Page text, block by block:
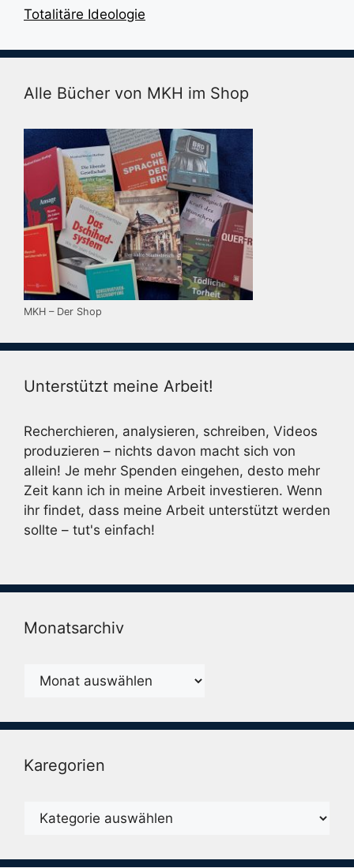
Totalitäre Ideologie
Alle Bücher von MKH im Shop
MKH – Der Shop
Unterstützt meine Arbeit!
Recherchieren, analysieren, schreiben, Videos
produzieren – nichts davon macht sich von
allein! Je mehr Spenden eingehen, desto mehr
Zeit kann ich in meine Arbeit investieren. Wenn
ihr findet, dass meine Arbeit unterstützt werden
sollte – tut's einfach!
Monatsarchiv
Monatsarchiv
Karegorien
Karegorien